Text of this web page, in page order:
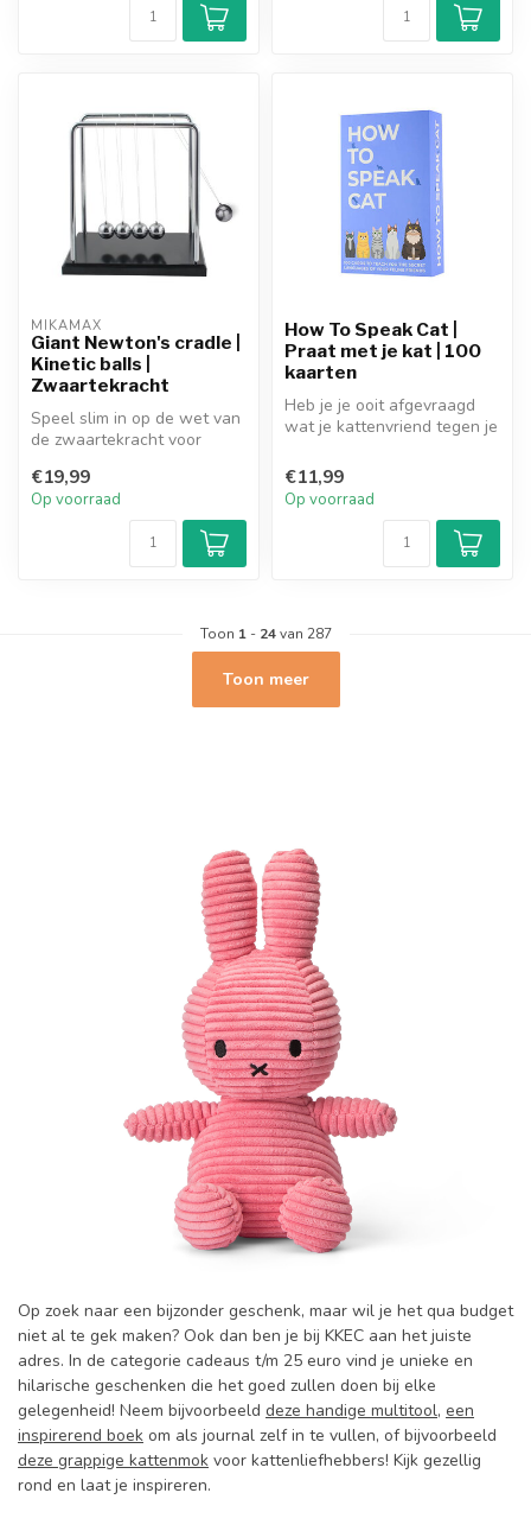
MIKAMAX
Giant Newton's cradle |
Kinetic balls |
Zwaartekracht
Speel slim in op de wet van
de zwaartekracht voor
h...
€19,99
Op voorraad
How To Speak Cat |
Praat met je kat | 100
kaarten
Heb je je ooit afgevraagd
wat je kattenvriend tegen je
€11,99
Op voorraad
Toon 1- 24van 287
Toon meer
Op zoek naar een bijzonder geschenk, maar wil je het qua budget
niet al te gek maken? Ook dan ben je bij KKEC aan het juiste
adres. In de categorie cadeaus t/m 25 euro vind je unieke en
hilarische geschenken die het goed zullen doen bij elke
gelegenheid! Neem bijvoorbeeld deze handige multitool, een
inspirerend boek om als journal zelf in te vullen, of bijvoorbeeld
deze grappige kattenmok voor kattenliefhebbers! Kijk gezellig
rond en laat je inspireren.